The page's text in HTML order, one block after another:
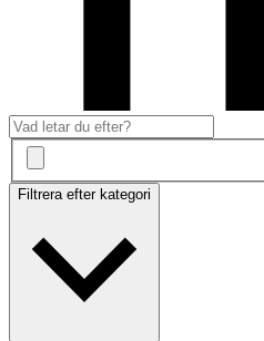
Filtrera efter kategori